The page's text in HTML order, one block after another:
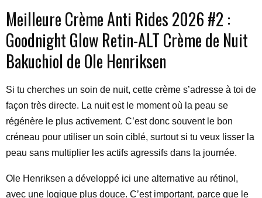
Meilleure Crème Anti Rides 2026 #2 :
Goodnight Glow Retin-ALT Crème de Nuit
Bakuchiol de Ole Henriksen
Si tu cherches un soin de nuit, cette crème s’adresse à toi de
façon très directe. La nuit est le moment où la peau se
régénère le plus activement. C’est donc souvent le bon
créneau pour utiliser un soin ciblé, surtout si tu veux lisser la
peau sans multiplier les actifs agressifs dans la journée.
Ole Henriksen a développé ici une alternative au rétinol,
avec une logique plus douce. C’est important, parce que le